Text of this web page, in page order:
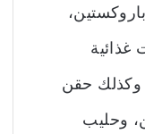
غذائية
وكذلك حقن
وحليب